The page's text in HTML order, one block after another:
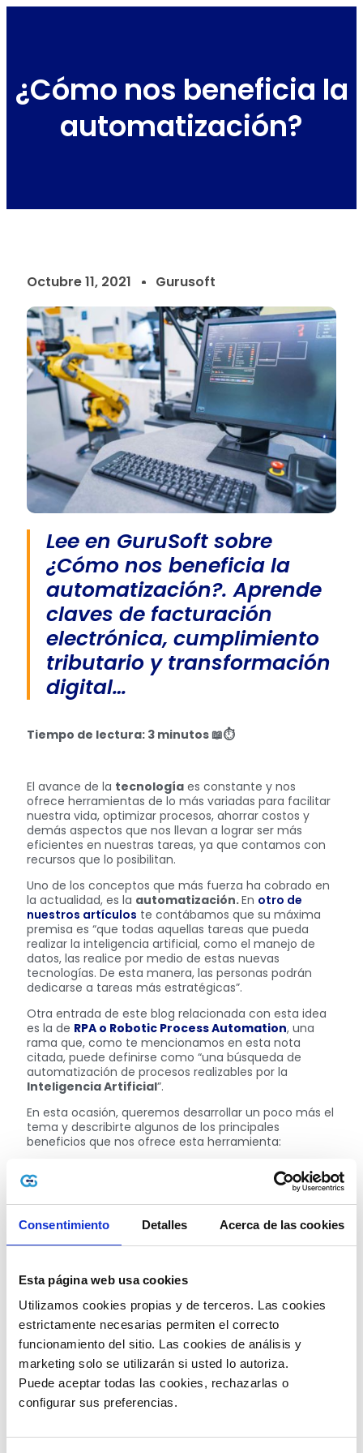
Consentimiento Detalles Acerca de las cookies
Esta página web usa cookies
Utilizamos cookies propias y de terceros. Las cookies
estrictamente necesarias permiten el correcto
funcionamiento del sitio. Las cookies de análisis y
marketing solo se utilizarán si usted lo autoriza.
Puede aceptar todas las cookies, rechazarlas o
configurar sus preferencias.
¿Cómo nos beneficia la
automatización?
Octubre 11, 2021 Gurusoft
Lee en GuruSoft sobre
¿Cómo nos beneficia la
automatización?. Aprende
claves de facturación
electrónica, cumplimiento
tributario y transformación
digital…
Tiempo de lectura: 3 minutos 📖⏱
El avance de la tecnología es constante y nos
ofrece herramientas de lo más variadas para facilitar
nuestra vida, optimizar procesos, ahorrar costos y
demás aspectos que nos llevan a lograr ser más
eficientes en nuestras tareas, ya que contamos con
recursos que lo posibilitan.
Uno de los conceptos que más fuerza ha cobrado en
la actualidad, es la automatización.En otro de
nuestros artículos te contábamos que su máxima
premisa es “que todas aquellas tareas que pueda
realizar la inteligencia artificial, como el manejo de
datos, las realice por medio de estas nuevas
tecnologías. De esta manera, las personas podrán
dedicarse a tareas más estratégicas”.
Otra entrada de este blog relacionada con esta idea
es la de RPA o Robotic Process Automation, una
rama que, como te mencionamos en esta nota
citada, puede definirse como “una búsqueda de
automatización de procesos realizables por la
Inteligencia Artificial”.
En esta ocasión, queremos desarrollar un poco más el
tema y describirte algunos de los principales
beneficios que nos ofrece esta herramienta:
Al utilizar la
Inteligencia Artificial, el margen de error
disminuye notablemente, lo cual llevará a que
manera.
Aumento de la eficiencia.
clave de los negocios, se verán enormemente
beneficiados.
Mayor productividad.No es ningún secreto:
las máquinas o la Inteligencia Artificial no se
agotan, pueden mantener un ritmo máximo de
producción por períodos de tiempo muy largos.
Mejora del producto o servicio.Tener un
proceso mejorado, indefectiblemente
redundará en un producto final superior en